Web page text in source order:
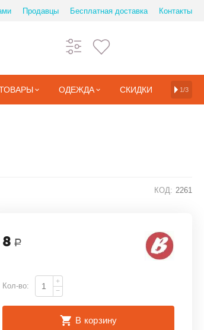
Продавцы Бесплатная доставка Контакты
ОДЕЖДА СКИДКИ 1/3
КОД: 2261
8 Р
Кол-во:
+
−
В корзину